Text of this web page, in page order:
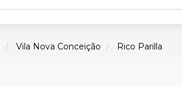
Vila Nova Conceição Rico Parilla